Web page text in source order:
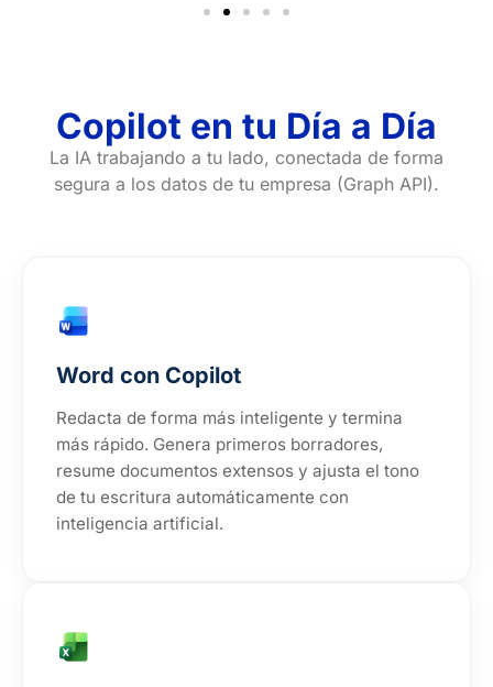
Copilot en tu Día a Día
La IA trabajando a tu lado, conectada de forma
segura a los datos de tu empresa (Graph API).
Word con Copilot
Redacta de forma más inteligente y termina
más rápido. Genera primeros borradores,
resume documentos extensos y ajusta el tono
de tu escritura automáticamente con
inteligencia artificial.